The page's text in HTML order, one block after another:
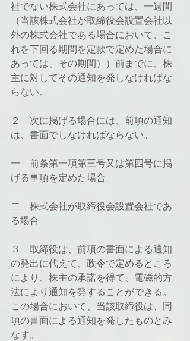
社でない株式会社にあっては、一週間
（当該株式会社が取締役会設置会社以
外の株式会社である場合において、こ
れを下回る期間を定款で定めた場合に
あっては、その期間））前までに、株
主に対してその通知を発しなければな
らない。
２　次に掲げる場合には、前項の通知
は、書面でしなければならない。
一　前条第一項第三号又は第四号に掲
げる事項を定めた場合
二　株式会社が取締役会設置会社であ
る場合
３　取締役は、前項の書面による通知
の発出に代えて、政令で定めるところ
により、株主の承諾を得て、電磁的方
法により通知を発することができる。
この場合において、当該取締役は、同
項の書面による通知を発したものとみ
なす。